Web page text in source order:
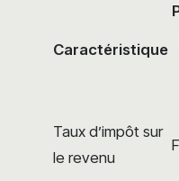
Caractéristique
Taux d’impôt sur
le revenu